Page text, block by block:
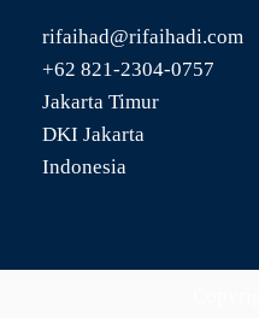
rifaihad@rifaihadi.com
+62 821-2304-0757
Jakarta Timur
DKI Jakarta
Indonesia